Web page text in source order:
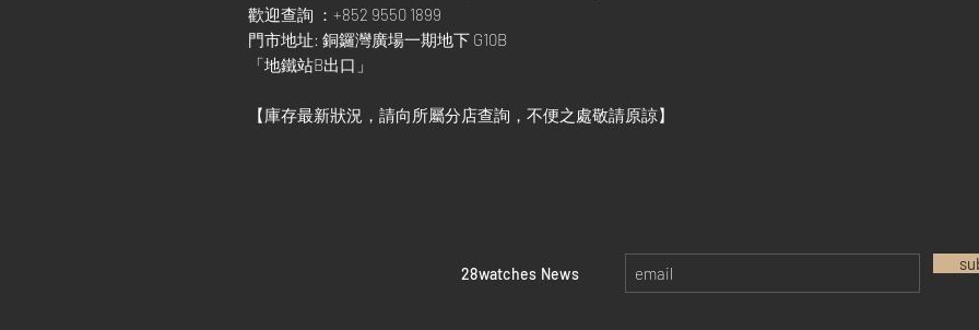
歡迎查詢 ：+852 9550 1899
門市地址: 銅鑼灣廣場一期地下 G10B
「地鐵站B出口」
【庫存最新狀況，請向所屬分店查詢，不便之處敬請原諒】
​28watches News